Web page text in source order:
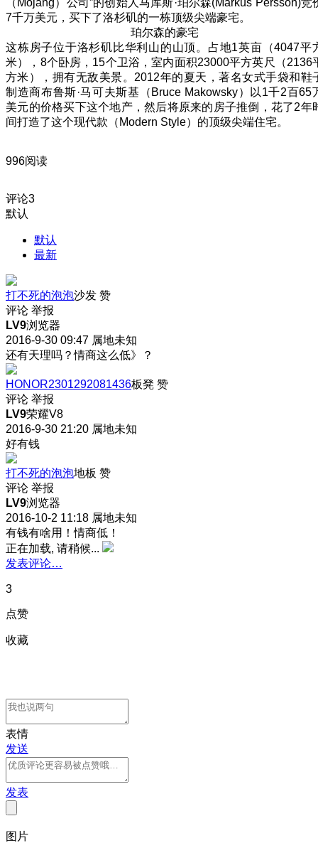
7千万美元，买下了洛杉矶的一栋顶级尖端豪宅。
珀尔森的豪宅
这栋房子位于洛杉矶比华利山的山顶。占地1英亩（4047平
米），8个卧房，15个卫浴，室内面积23000平方英尺（2136
方米），拥有无敌美景。2012年的夏天，著名女式手袋和鞋
制造商布鲁斯·马可夫斯基（Bruce Makowsky）以1千2百65
美元的价格买下这个地产，然后将原来的房子推倒，花了2年
间打造了这个现代款（Modern Style）的顶级尖端住宅。
996阅读
评论3
默认
默认
最新
打不死的泡泡沙发 赞
评论 举报
LV9浏览器
2016-9-30 09:47 属地未知
还有天理吗？情商这么低》？
HONOR2301292081436板凳 赞
评论 举报
LV9荣耀V8
2016-9-30 21:20 属地未知
好有钱
打不死的泡泡地板 赞
评论 举报
LV9浏览器
2016-10-2 11:18 属地未知
有钱有啥用！情商低！
正在加载, 请稍候...
发表评论…
3
点赞
收藏
表情
发送
发表
图片